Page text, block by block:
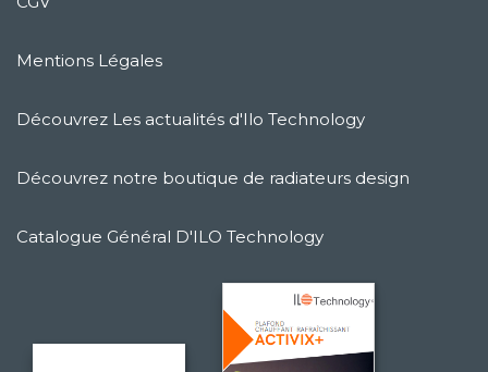
Mentions Légales
Découvrez Les actualités d'Ilo Technology
Découvrez notre boutique de radiateurs design
Catalogue Général D'ILO Technology